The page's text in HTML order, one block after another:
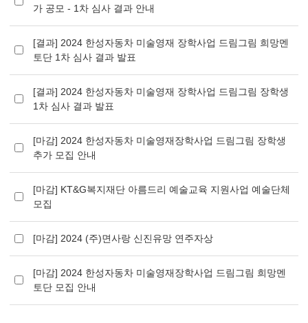
가 공모 - 1차 심사 결과 안내
[결과] 2024 한성자동차 미술영재 장학사업 드림그림 희망멘
토단 1차 심사 결과 발표
[결과] 2024 한성자동차 미술영재 장학사업 드림그림 장학생
1차 심사 결과 발표
[마감] 2024 한성자동차 미술영재장학사업 드림그림 장학생
추가 모집 안내
[마감] KT&G복지재단 아름드리 예술교육 지원사업 예술단체
모집
[마감] 2024 (주)면사랑 신진유망 연주자상
[마감] 2024 한성자동차 미술영재장학사업 드림그림 희망멘
토단 모집 안내